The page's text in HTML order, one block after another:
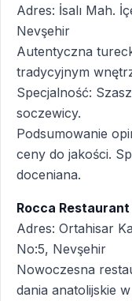
Adres: İsalı Mah.
Nevşehir
Autentyczna
tradycyjnym
Specjalność:
soczewicy.
Podsumowanie
ceny do jakości.
doceniana.
Rocca
Adres: Ortahisar
No:5, Nevşehir
Nowoczesna
dania anatolijskie